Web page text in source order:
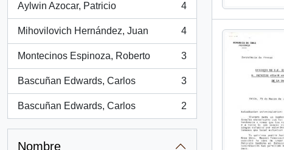
Aylwin Azocar, Patricio
, 4 resultados
4
Mihovilovich Hernández, Juan
, 4 resultados
4
Montecinos Espinoza, Roberto
, 3 resultados
3
Bascuñan Edwards, Carlos
, 3 resultados
3
Bascuñan Edwards, Carlos
, 2 resultados
2
Nombre